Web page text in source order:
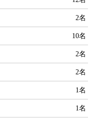
2名
10名
2名
2名
1名
1名